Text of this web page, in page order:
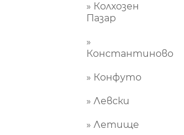
» Колхозен
Пазар
»
Константиново
» Конфуто
» Левски
» Летище